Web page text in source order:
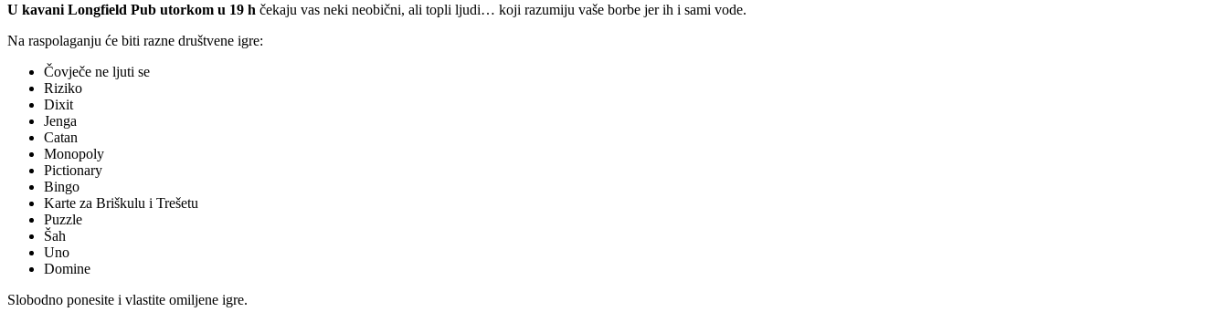
U kavani Longfield Pub utorkom u 19 h čekaju vas neki neobični, ali topli ljudi… koji razumiju vaše borbe jer ih i sami vode.
Na raspolaganju će biti razne društvene igre:
Čovječe ne ljuti se
Riziko
Dixit
Jenga
Catan
Monopoly
Pictionary
Bingo
Karte za Briškulu i Trešetu
Puzzle
Šah
Uno
Domine
Slobodno ponesite i vlastite omiljene igre.